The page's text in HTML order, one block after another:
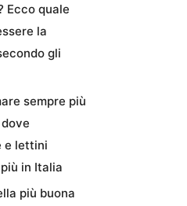
Ecco quale
la
gli
sempre più
e lettini
in Italia
più buona